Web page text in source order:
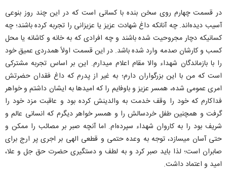
در قسمت چهارم روی سخن بنده با کسانی است که در این چند روز بنوعی
آسیب دیده‌اند. چه آنانکه داغ شهادت عزیز یا عزیزانی را تجربه کرده باشند؛ چه
کسانیکه دچار مجروحیت شده باشند و چه افرادی که به خانه و کاشانه یا محل
کسب و کارشان صدمه وارد شده باشد. در این قسمت اولاً همدردی عمیق خود
را با بازماندگان شهداء والا مقام اعلام میدارم. این بر اساس تجربه مشترکی
است که من با این بزرگواران دارم؛ به غیر از پدرم که داغ فقدان حضرتش
امری عمومی شده، همسر عزیز و باوفایم را که امید‌ها به ایشان داشتم و خواهر
فداکارم که خود را وقف خدمت به والدینش کرده بود و عاقبت مزد خود را
گرفت و همچنین طفل خردسالش را و همسر خواهر دیگرم که انسانی عالم و
شریف بود را به کاروان شهداء سپرده‌ام. اما آنچه صبر بر مصائب را ممکن و
حتی آسان میسازد، توجه به وعده حتمی و قطعی الهی بر اجری پر ارج برای
صابران است؛ لذا باید صبر کرد و به لطف و دستگیری حضرت حق جل و علا،
امید و اعتماد داشت.